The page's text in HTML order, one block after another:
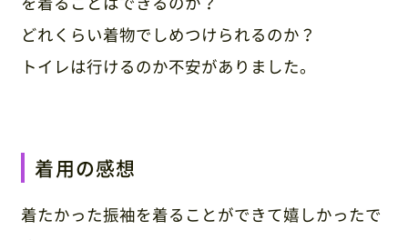
どれくらい着物でしめつけられるのか？
トイレは行けるのか不安がありました。
着用の感想
着たかった振袖を着ることができて嬉しかったで